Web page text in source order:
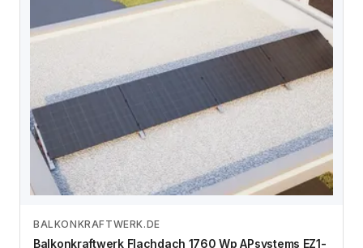
Zum Angebot
BALKONKRAFTWERK.DE
Balkonkraftwerk Flachdach 1760 Wp APsystems EZ1-